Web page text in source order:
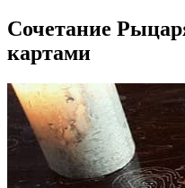
Сочетание
картами